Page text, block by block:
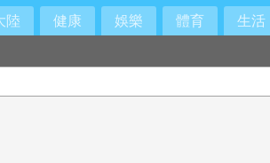
陸 健康 娛樂 體育 生活